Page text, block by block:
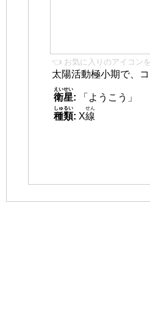
👈 お気に入りのアイコン
太陽活動極小期で、
衛星
えいせい
:
「ようこう」
種類
しゅるい
: X線
せん